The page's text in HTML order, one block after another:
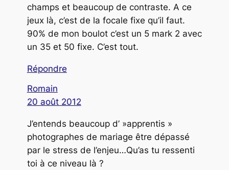
champs et beaucoup de contraste. A ce
jeux là, c’est de la focale fixe qu’il faut.
90% de mon boulot c’est un 5 mark 2 avec
un 35 et 50 fixe. C’est tout.
Répondre
Romain
20 août 2012
J’entends beaucoup d’ »apprentis »
photographes de mariage être dépassé
par le stress de l’enjeu…Qu’as tu ressenti
toi à ce niveau là ?